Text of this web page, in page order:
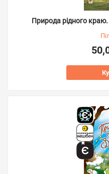
Природа рідного